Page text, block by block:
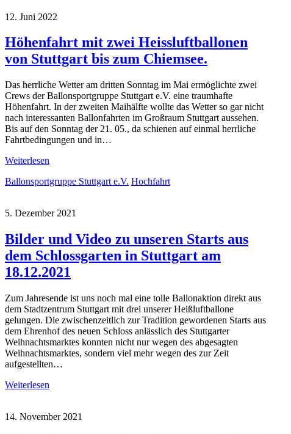
12. Juni 2022
Höhenfahrt mit zwei Heissluftballonen
von Stuttgart bis zum Chiemsee.
Das herrliche Wetter am dritten Sonntag im Mai ermöglichte zwei
Crews der Ballonsportgruppe Stuttgart e.V. eine traumhafte
Höhenfahrt. In der zweiten Maihälfte wollte das Wetter so gar nicht
nach interessanten Ballonfahrten im Großraum Stuttgart aussehen.
Bis auf den Sonntag der 21. 05., da schienen auf einmal herrliche
Fahrtbedingungen und in…
Weiterlesen
Ballonsportgruppe Stuttgart e.V. Hochfahrt
5. Dezember 2021
Bilder und Video zu unseren Starts aus
dem Schlossgarten in Stuttgart am
18.12.2021
Zum Jahresende ist uns noch mal eine tolle Ballonaktion direkt aus
dem Stadtzentrum Stuttgart mit drei unserer Heißluftballone
gelungen. Die zwischenzeitlich zur Tradition gewordenen Starts aus
dem Ehrenhof des neuen Schloss anlässlich des Stuttgarter
Weihnachtsmarktes konnten nicht nur wegen des abgesagten
Weihnachtsmarktes, sondern viel mehr wegen des zur Zeit
aufgestellten…
Weiterlesen
14. November 2021